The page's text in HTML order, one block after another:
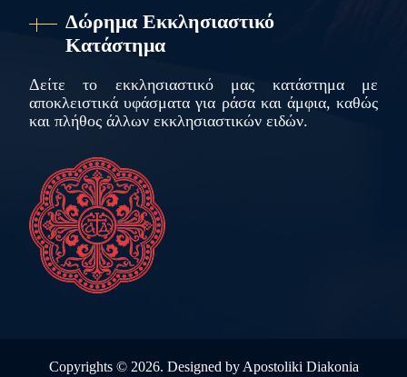
Δώρημα Εκκλησιαστικό
Κατάστημα
Δείτε το εκκλησιαστικό μας κατάστημα με
αποκλειστικά υφάσματα για ράσα και άμφια, καθώς
και πλήθος άλλων εκκλησιαστικών ειδών.
Copyrights © 2026. Designed by Apostoliki Diakonia